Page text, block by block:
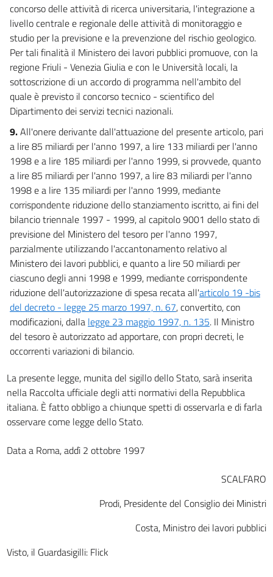
concorso delle attività di ricerca universitaria, l'integrazione a
livello centrale e regionale delle attività di monitoraggio e
studio per la previsione e la prevenzione del rischio geologico.
Per tali finalità il Ministero dei lavori pubblici promuove, con la
regione Friuli - Venezia Giulia e con le Università locali, la
sottoscrizione di un accordo di programma nell'ambito del
quale è previsto il concorso tecnico - scientifico del
Dipartimento dei servizi tecnici nazionali.
9.All'onere derivante dall'attuazione del presente articolo, pari
a lire 85 miliardi per l'anno 1997, a lire 133 miliardi per l'anno
1998 e a lire 185 miliardi per l'anno 1999, si provvede, quanto
a lire 85 miliardi per l'anno 1997, a lire 83 miliardi per l'anno
1998 e a lire 135 miliardi per l'anno 1999, mediante
corrispondente riduzione dello stanziamento iscritto, ai fini del
bilancio triennale 1997 - 1999, al capitolo 9001 dello stato di
previsione del Ministero del tesoro per l'anno 1997,
parzialmente utilizzando l'accantonamento relativo al
Ministero dei lavori pubblici, e quanto a lire 50 miliardi per
ciascuno degli anni 1998 e 1999, mediante corrispondente
riduzione dell'autorizzazione di spesa recata all'articolo 19 -bis
del decreto - legge 25 marzo 1997, n. 67, convertito, con
modificazioni, dalla legge 23 maggio 1997, n. 135. Il Ministro
del tesoro è autorizzato ad apportare, con propri decreti, le
occorrenti variazioni di bilancio.
La presente legge, munita del sigillo dello Stato, sarà inserita
nella Raccolta ufficiale degli atti normativi della Repubblica
italiana. È fatto obbligo a chiunque spetti di osservarla e di farla
osservare come legge dello Stato.
Data a Roma, addì 2 ottobre 1997
SCALFARO
Prodi, Presidente del Consiglio dei Ministri
Costa, Ministro dei lavori pubblici
Visto, il Guardasigilli: Flick